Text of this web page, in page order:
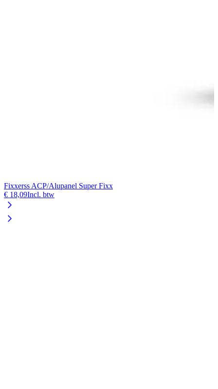
Fixxerss ACP/Alupanel Super Fixx
€ 18,09Incl. btw